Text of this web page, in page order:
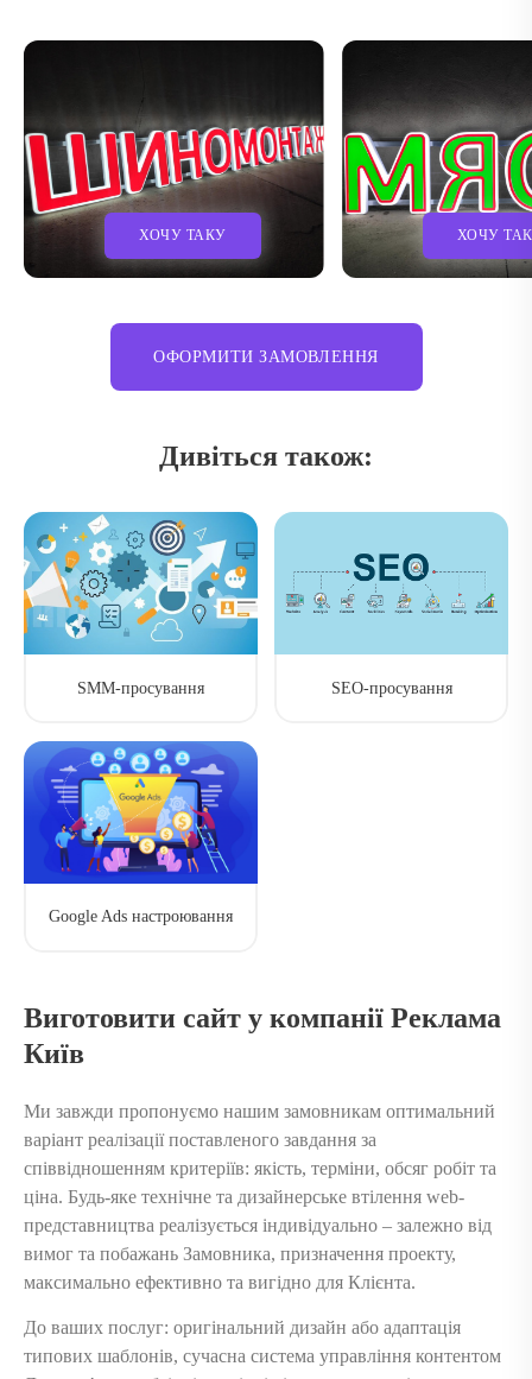
ХОЧУ ТАКУ ХОЧУ
ОФОРМИТИ ЗАМОВЛЕННЯ
Дивіться також:
SММ-просування SEO-просування
Google Ads настроювання
Виготовити сайт у компанії Реклама
Київ
Ми завжди пропонуємо нашим замовникам оптимальний
варіант реалізації поставленого завдання за
співвідношенням критеріїв: якість, терміни, обсяг робіт та
ціна. Будь-яке технічне та дизайнерське втілення web-
представництва реалізується індивідуально – залежно від
вимог та побажань Замовника, призначення проекту,
максимально ефективно та вигідно для Клієнта.
До ваших послуг: оригінальний дизайн або адаптація
типових шаблонів, сучасна система управління контентом